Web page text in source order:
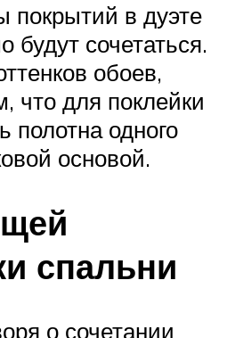
покрытий в дуэте
будут сочетаться.
обоев,
что для поклейки
полотна одного
основой.
спальни
о сочетании